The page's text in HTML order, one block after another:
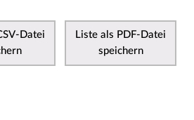
Datei
Liste als PDF-Datei
speichern